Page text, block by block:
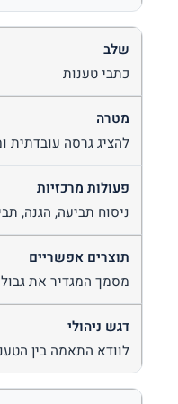
כתבי טענות
להציג גרסה עובדתית
ניסוח תביעה, הגנה,
מסמך המגדיר את
לוודא התאמה בין